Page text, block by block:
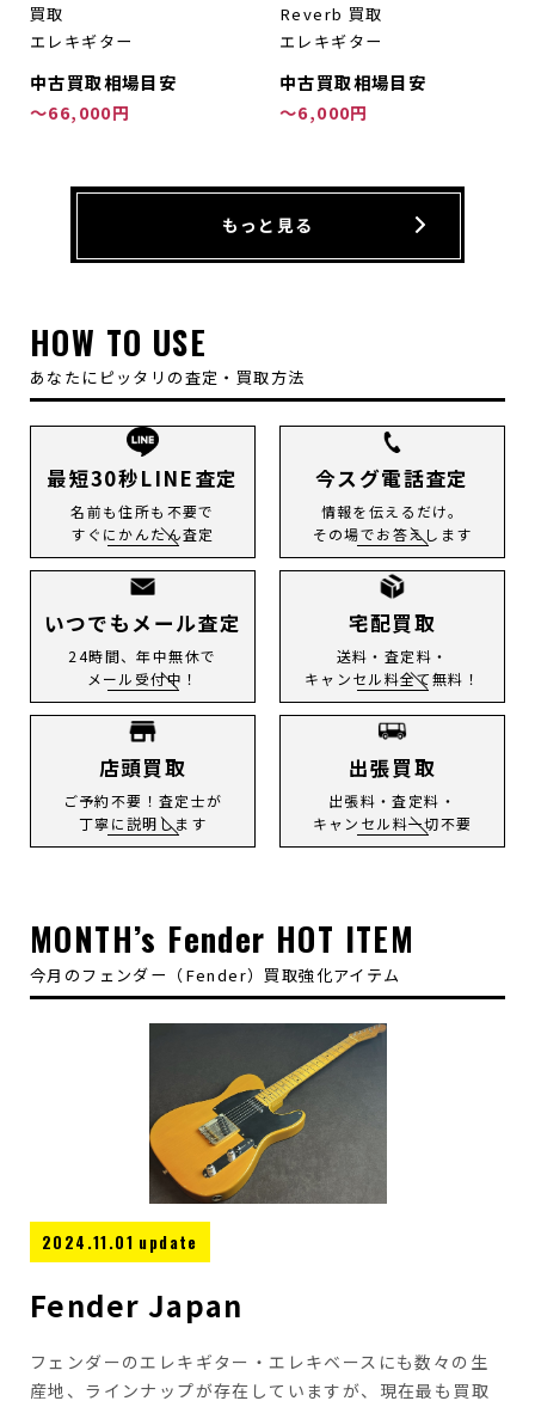
買取
エレキギター
中古買取相場目安
～66,000円
Reverb 買取
エレキギター
中古買取相場目安
～6,000円
もっと見る
HOW TO USE
あなたにピッタリの査定・買取方法
最短30秒LINE査定
名前も住所も不要で
すぐにかんたん査定
今スグ電話査定
情報を伝えるだけ。
その場でお答えします
いつでもメール査定
24時間、年中無休で
メール受付中！
宅配買取
送料・査定料・
キャンセル料全て無料！
店頭買取
ご予約不要！査定士が
丁寧に説明します
出張買取
出張料・査定料・
キャンセル料一切不要
MONTH’s Fender HOT ITEM
今月のフェンダー（Fender）買取強化アイテム
2024.11.01 update
Fender Japan
フェンダーのエレキギター・エレキベースにも数々の生
産地、ラインナップが存在していますが、現在最も買取